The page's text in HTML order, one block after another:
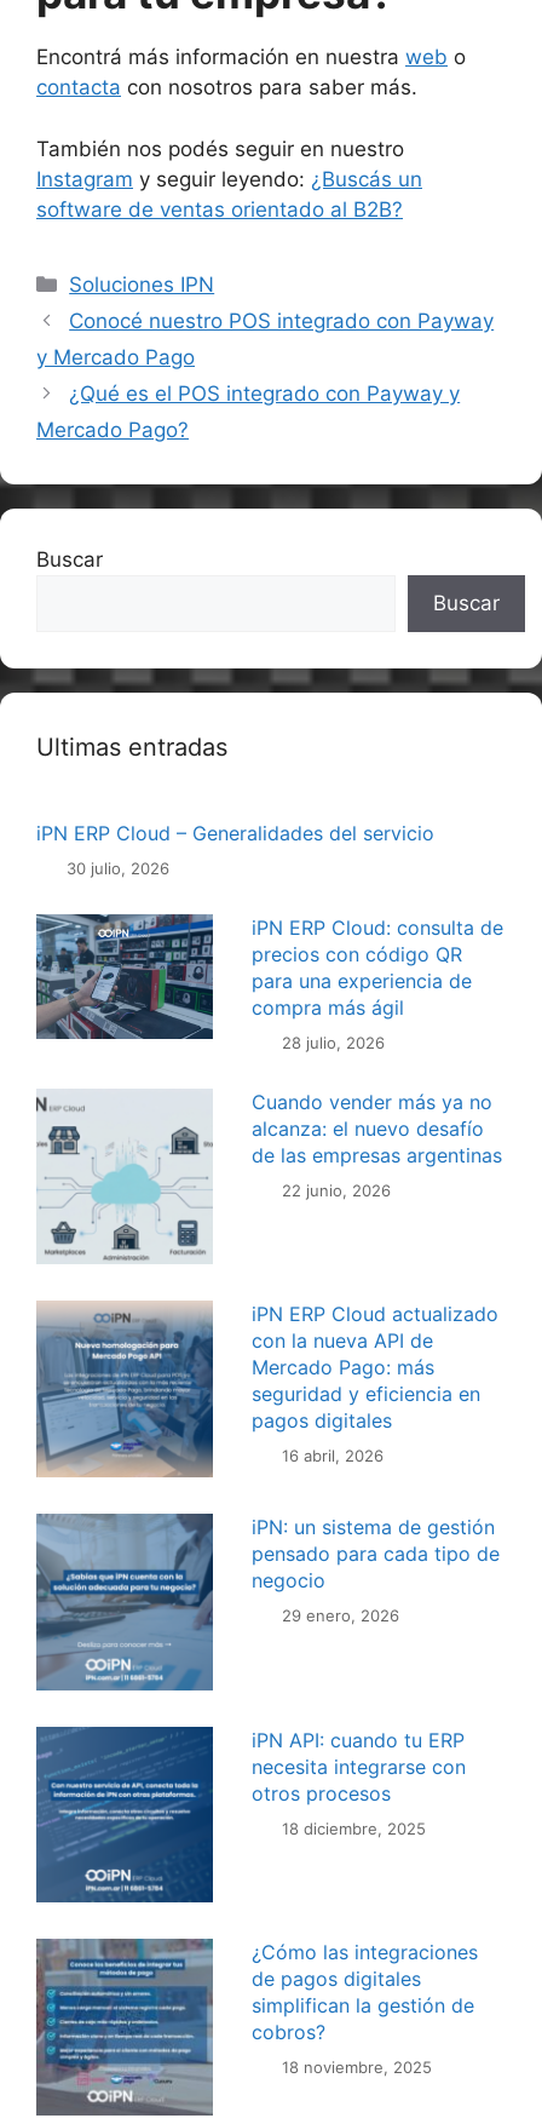
Encontrá más información en nuestra web o
contacta con nosotros para saber más.
También nos podés seguir en nuestro
Instagram y seguir leyendo: ¿Buscás un
software de ventas orientado al B2B?
Categorías
Soluciones IPN
Conocé nuestro POS integrado con Payway
y Mercado Pago
¿Qué es el POS integrado con Payway y
Mercado Pago?
Buscar
Buscar
Ultimas entradas
iPN ERP Cloud – Generalidades del servicio
30 julio, 2026
iPN ERP Cloud: consulta de
precios con código QR
para una experiencia de
compra más ágil
28 julio, 2026
Cuando vender más ya no
alcanza: el nuevo desafío
de las empresas argentinas
22 junio, 2026
iPN ERP Cloud actualizado
con la nueva API de
Mercado Pago: más
seguridad y eficiencia en
pagos digitales
16 abril, 2026
iPN: un sistema de gestión
pensado para cada tipo de
negocio
29 enero, 2026
iPN API: cuando tu ERP
necesita integrarse con
otros procesos
18 diciembre, 2025
¿Cómo las integraciones
de pagos digitales
simplifican la gestión de
cobros?
18 noviembre, 2025